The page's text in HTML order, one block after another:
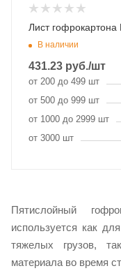
Лист
В наличии
431.23 руб./шт
от 200 до 499 шт
от 500 до 999 шт
от 1000 до 2999 шт
от 3000 шт
Пятислойный
используется как
тяжелых грузов,
материала во время